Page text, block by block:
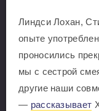
Линдси Лохан,
опыте
проносились
мы с сестрой
другие наши
— рассказывает